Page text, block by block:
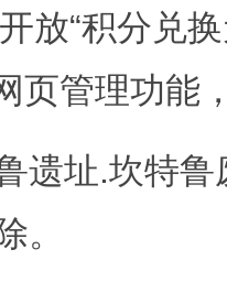
放“积分兑
页管理功能
遗址.坎特
。